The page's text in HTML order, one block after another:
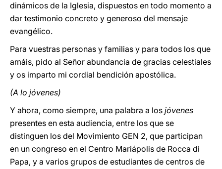
dinámicos de la Iglesia, dispuestos en todo momento a
dar testimonio concreto y generoso del mensaje
evangélico.
Para vuestras personas y familias y para todos los que
amáis, pido al Señor abundancia de gracias celestiales
y os imparto mi cordial bendición apostólica.
(A lo jóvenes)
Y ahora, como siempre, una palabra a los jóvenes
presentes en esta audiencia, entre los que se
distinguen los del Movimiento GEN 2, que participan
en un congreso en el Centro Mariápolis de Rocca di
Papa, y a varios grupos de estudiantes de centros de